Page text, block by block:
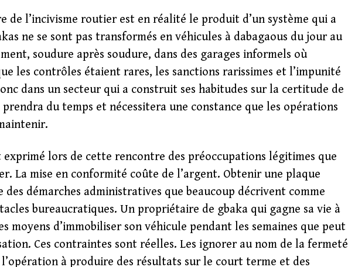
de l’incivisme routier est en réalité le produit d’un système qui a
ne se sont pas transformés en véhicules à dabagaous du jour au
soudure après soudure, dans des garages informels où
les contrôles étaient rares, les sanctions rarissimes et l’impunité
dans un secteur qui a construit ses habitudes sur la certitude de
du temps et nécessitera une constance que les opérations
lors de cette rencontre des préoccupations légitimes que
La mise en conformité coûte de l’argent. Obtenir une plaque
démarches administratives que beaucoup décrivent comme
bureaucratiques. Un propriétaire de gbaka qui gagne sa vie à
moyens d’immobiliser son véhicule pendant les semaines que peut
Ces contraintes sont réelles. Les ignorer au nom de la fermeté
à produire des résultats sur le court terme et des